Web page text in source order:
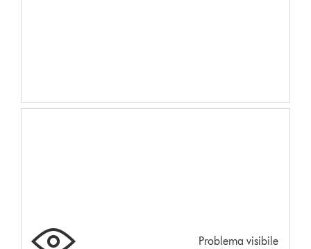
Problema visibile